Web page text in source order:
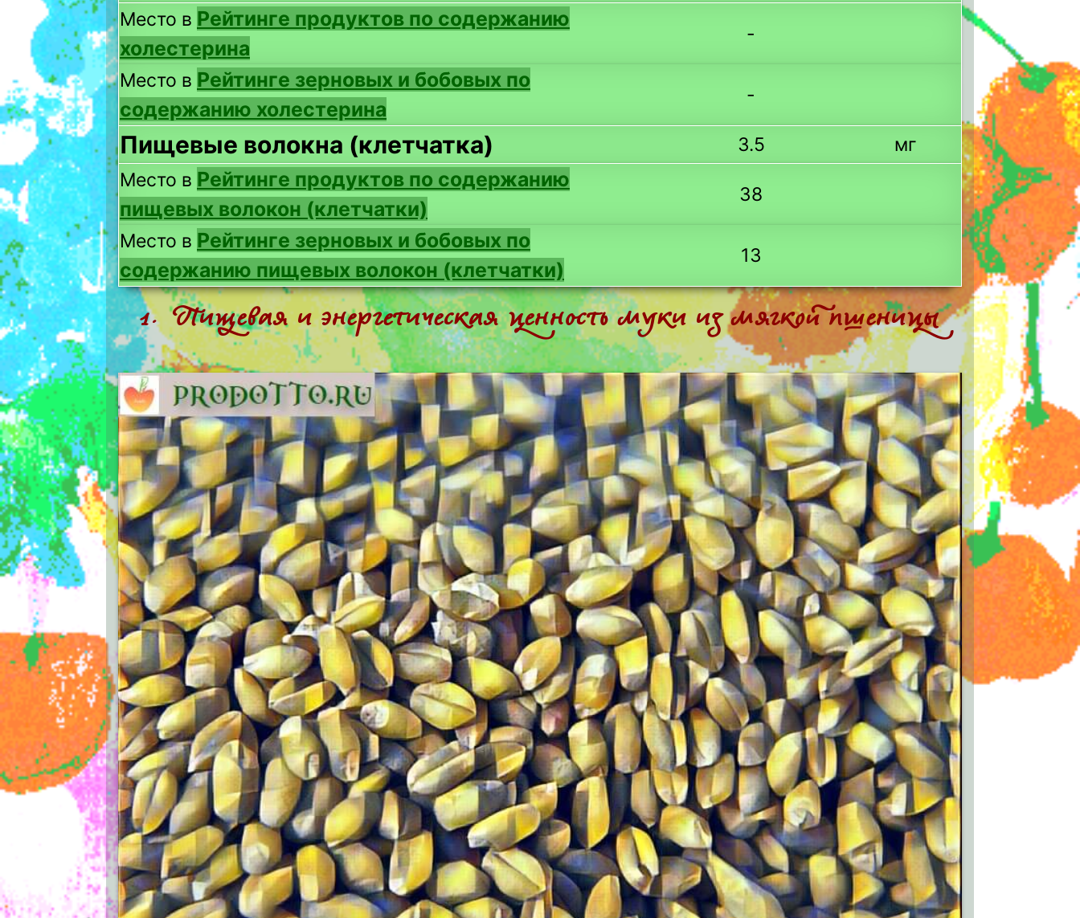
1. Пищевая и энергетическая ценность муки из мягкой пшеницы
Место в Рейтинге продуктов по содержанию
холестерина
-
Место в Рейтинге зерновых и бобовых по
содержанию холестерина
-
Пищевые волокна (клетчатка) 3.5
мг
Место в Рейтинге продуктов по содержанию
пищевых волокон (клетчатки)
38
Место в Рейтинге зерновых и бобовых по
содержанию пищевых волокон (клетчатки)
13